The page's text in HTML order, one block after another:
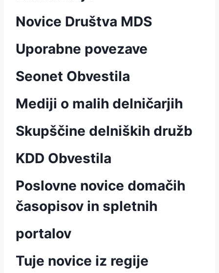
Novice Društva MDS
Uporabne povezave
Seonet Obvestila
Mediji o malih delničarjih
Skupščine delniških družb
KDD Obvestila
Poslovne novice domačih
časopisov in spletnih
portalov
Tuje novice iz regije